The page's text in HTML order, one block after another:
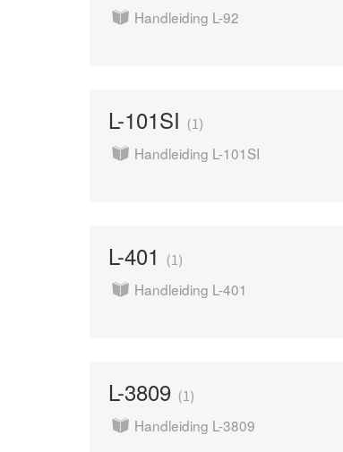
Handleiding L-92
L-101SI 1
Handleiding L-101SI
L-401 1
Handleiding L-401
L-3809 1
Handleiding L-3809